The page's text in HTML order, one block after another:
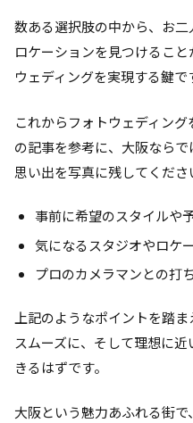
数ある選択肢の中から、お
ロケーションを見つけるこ
ウェディングを実現する鍵で
これからフォトウェディン
の記事を参考に、大阪なら
思い出を写真に残してくださ
事前に希望のスタイルや
気になるスタジオやロケ
プロのカメラマンとの打
上記のようなポイントを踏
スムーズに、そして理想に
きるはずです。
大阪という魅力あふれる街